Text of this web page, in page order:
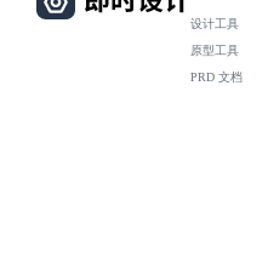
设计工具
原型工具
PRD 文档